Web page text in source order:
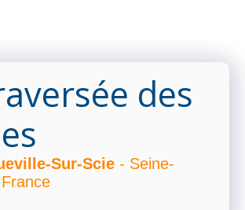
des
Sur-Scie - Seine-